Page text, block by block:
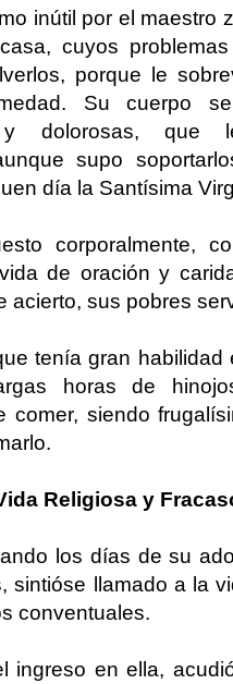
inútil por el maestro
cuyos
porque le
Su cuerpo
y dolorosas, que
supo
día la Santísima
corporalmente,
de oración y
acierto, sus pobres
tenía gran habilidad
horas de
comer, siendo
Religiosa y
los días de su
sintióse llamado a la
conventuales.
ingreso en ella,